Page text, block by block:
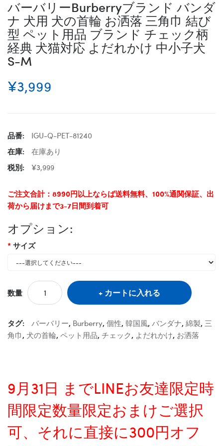
バーバリーBurberryブランド バンダ
ナ 犬用 犬の首輪 お洒落 三角巾 結び
型 ペット用品 ブランド チェック柄
経典 犬猫対応 よだれかけ 中小子犬
S-M
¥3,999
品番:
IGU-Q-PET-81240
在庫:
在庫あり
税別:
¥3,999
ご注文合計：8990円以上ならば送料無料、100%通関保証、出
荷から届けまで3-7日間到着可
オプション:
サイズ
数量 カートに入れる
タグ: バーバリー, Burberry, 個性, 韓国風, バンダナ, 綿製, 三
角巾, 犬の首輪, ペット用品, チェック, よだれかけ, お洒落
9月31日 までLINEお友達限定時
間限定数量限定おまけご選択
可、それに直接に300円オフ